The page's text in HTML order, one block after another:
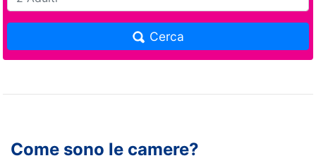
Cerca
Come sono le camere?